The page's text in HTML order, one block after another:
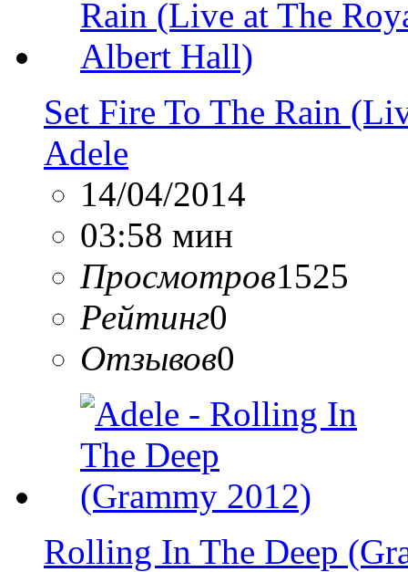
Set Fire To The Rain
Adele
14/04/2014
03:58 мин
Просмотров1525
Рейтинг0
Отзывов0
Rolling In The Deep